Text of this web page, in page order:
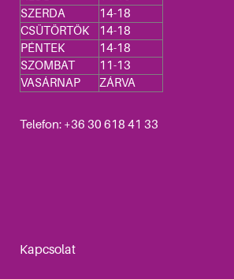
SZERDA
14-18
CSÜTÖRTÖK
14-18
PÉNTEK
14-18
SZOMBAT
11-13
VASÁRNAP
ZÁRVA
Telefon: +36 30 618 41 33
Kapcsolat